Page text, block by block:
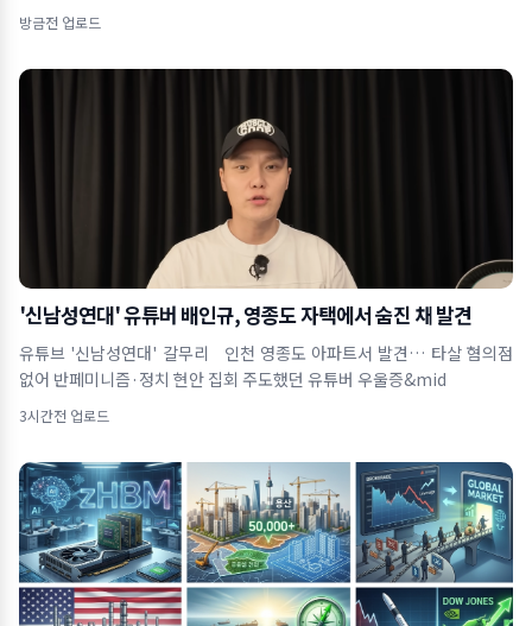
방금전 업로드
'신남성연대' 유튜버 배인규, 영종도 자택에서 숨진 채 발견
유튜브 '신남성연대' 갈무리 인천 영종도 아파트서 발견… 타살 혐의점
없어 반페미니즘·정치 현안 집회 주도했던 유튜버 우울증&mid
3시간전 업로드